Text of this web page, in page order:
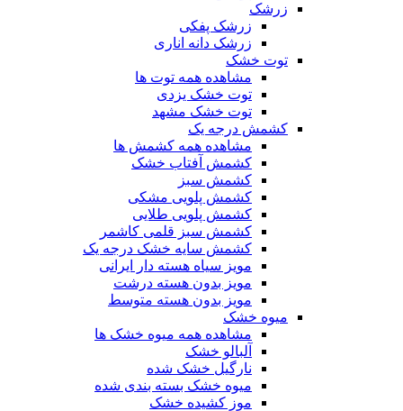
زرشک
زرشک پفکی
زرشک دانه اناری
توت خشک
مشاهده همه توت ها
توت خشک یزدی
توت خشک مشهد
کشمش درجه یک
مشاهده همه کشمش ها
کشمش آفتاب خشک
کشمش سبز
کشمش پلویی مشکی
کشمش پلویی طلایی
کشمش سبز قلمی کاشمر
کشمش سایه خشک درجه یک
مویز سیاه هسته دار ایرانی
مویز بدون هسته درشت
مویز بدون هسته متوسط
میوه خشک
مشاهده همه میوه خشک ها
آلبالو خشک
نارگیل خشک شده
میوه خشک بسته بندی شده
موز کشیده خشک